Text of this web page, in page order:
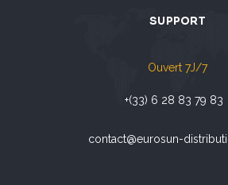
SUPPORT
Ouvert 7J/7
+(33) 6 28 83 79 83
contact@eurosun-